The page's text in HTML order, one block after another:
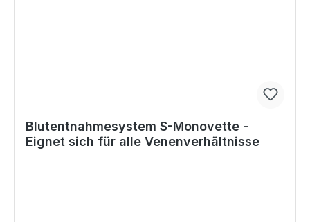
Blutentnahmesystem S-Monovette -
Eignet sich für alle Venenverhältnisse